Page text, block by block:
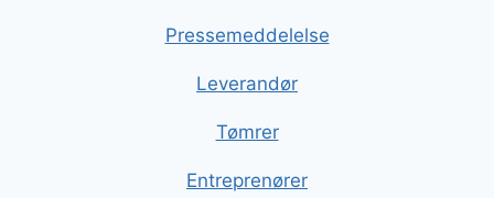
Pressemeddelelse
Leverandør
Tømrer
Entreprenører